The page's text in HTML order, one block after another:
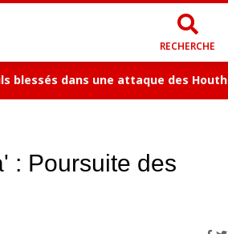
RECHERCHE
dans une attaque des Houthis
: Poursuite des